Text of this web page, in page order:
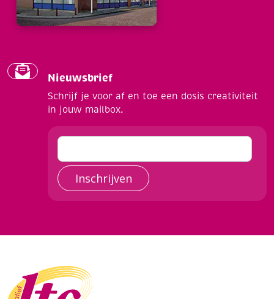
Nieuwsbrief
Schrijf je voor af en toe een dosis creativiteit
in jouw mailbox.
Inschrijven